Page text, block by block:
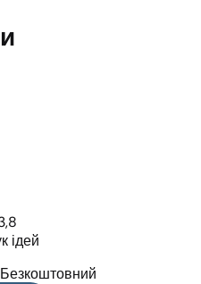
ідей
Безкоштовний